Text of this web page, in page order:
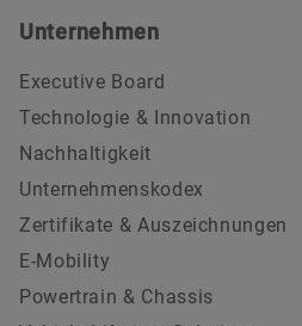
Unternehmen
Executive Board
Technologie & Innovation
Nachhaltigkeit
Unternehmenskodex
Zertifikate & Auszeichnungen
E-Mobility
Powertrain & Chassis